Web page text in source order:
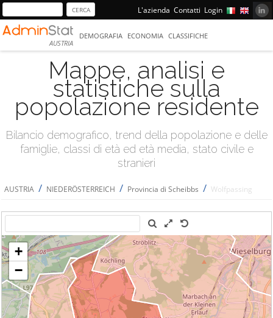
L'azienda Contatti Login
AUSTRIA
DEMOGRAFIA ECONOMIA CLASSIFICHE
Mappe, analisi e
statistiche sulla
popolazione residente
Bilancio demografico, trend della popolazione e delle
famiglie, classi di età ed età media, stato civile e
stranieri
AUSTRIA / NIEDERÖSTERREICH / Provincia di Scheibbs / Wolfpassing